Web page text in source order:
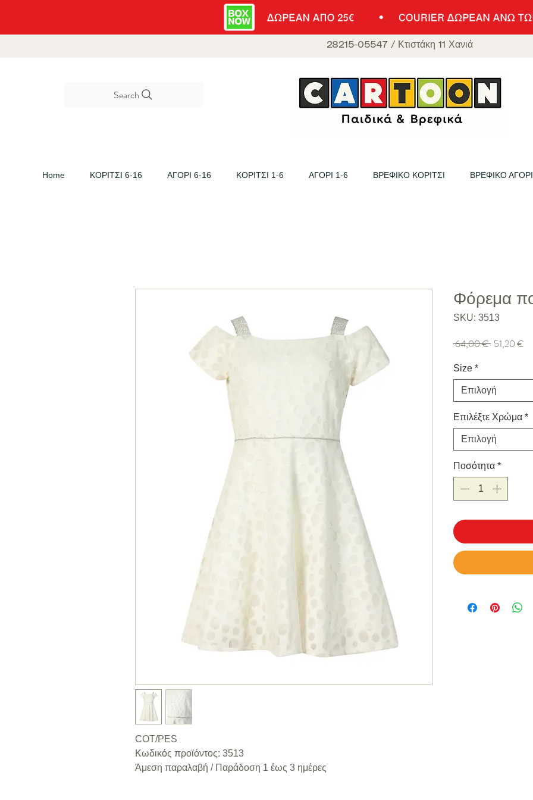
28215-05547 / Κτιστάκη 11 Χανιά
Search
Home ΚΟΡΙΤΣΙ 6-16 ΑΓΟΡΙ 6-16 ΚΟΡΙΤΣΙ 1-6 ΑΓΟΡΙ 1-6 ΒΡΕΦΙΚΟ ΚΟΡΙΤΣΙ ΒΡΕΦΙΚΟ ΑΓΟΡΙ
COT/PES
Κωδικός προϊόντος: 3513
Άμεση παραλαβή / Παράδoση 1 έως 3 ημέρες
Φόρεμα
SKU: 3513
64,00 € Κανονική τιμή
51,20 €
Size *
Επιλογή
Επιλέξτε Χρώμα *
Επιλογή
Ποσότητα *